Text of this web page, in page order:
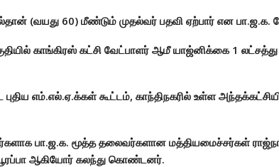
(வயது 60) மீண்டும் முதல்வர் பதவி ஏற்பார் என பா.ஜ.க.
காங்கிரஸ் கட்சி வேட்பாளர் ஆமீ யாஜ்னிக்கை 1
புதிய எம்.எல்.ஏ.க்கள் கூட்டம், காந்திநகரில் உள்ள
பா.ஜ.க. மூத்த தலைவர்களான மத்தியமைச்சர்கள்
ஆகியோர் கலந்து கொண்டனர்.